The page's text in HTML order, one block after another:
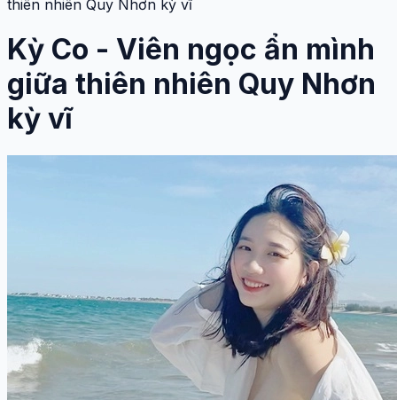
thiên nhiên Quy Nhơn kỳ vĩ
Kỳ Co - Viên ngọc ẩn mình
giữa thiên nhiên Quy Nhơn
kỳ vĩ